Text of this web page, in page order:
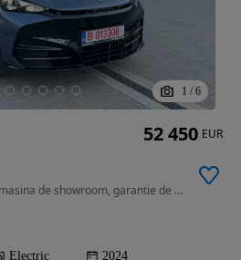
1 / 6
340 CP • Auto de Test Drive, masina de showroom, garantie de producator
Electric 2024
52 450 EUR